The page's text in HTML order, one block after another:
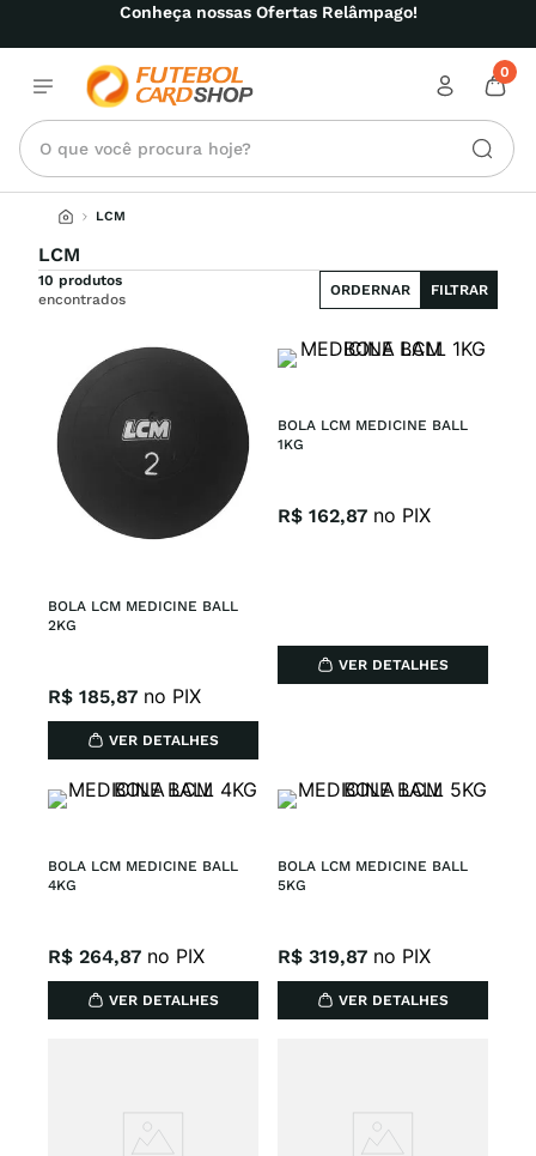
Conheça nossas Ofertas Relâmpago!
0
O que você procura hoje?
LCM
LCM
10 produtos
encontrados
ORDERNAR FILTRAR
BOLA LCM MEDICINE BALL
2KG
R$ 185,87 no PIX
VER DETALHES
BOLA LCM MEDICINE BALL
1KG
R$ 162,87 no PIX
VER DETALHES
BOLA LCM MEDICINE BALL
4KG
R$ 264,87 no PIX
VER DETALHES
BOLA LCM MEDICINE BALL
5KG
R$ 319,87 no PIX
VER DETALHES